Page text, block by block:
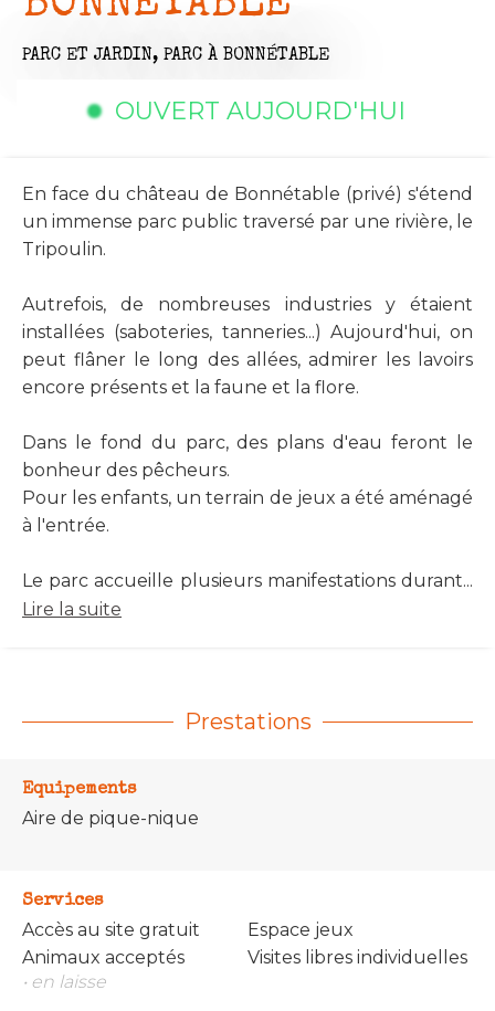
PARC ET JARDIN, PARC À BONNÉTABLE
OUVERT AUJOURD'HUI
En face du château de Bonnétable (privé) s'étend
un immense parc public traversé par une rivière, le
Tripoulin.
Autrefois, de nombreuses industries y étaient
installées (saboteries, tanneries...) Aujourd'hui, on
peut flâner le long des allées, admirer les lavoirs
encore présents et la faune et la flore.
Dans le fond du parc, des plans d'eau feront le
bonheur des pêcheurs.
Pour les enfants, un terrain de jeux a été aménagé
à l'entrée.
Le parc accueille plusieurs manifestations durant...
Lire la suite
Prestations
Equipements
Aire de pique-nique
Services
Accès au site gratuit
Animaux acceptés
• en laisse
Espace jeux
Visites libres individuelles